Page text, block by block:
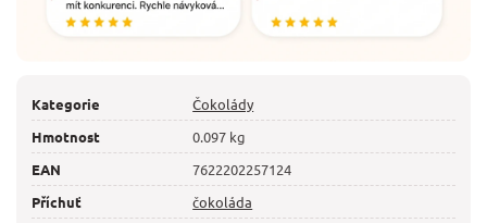
Kategorie
Čokolády
Hmotnost
0.097 kg
EAN
7622202257124
Příchuť
čokoláda